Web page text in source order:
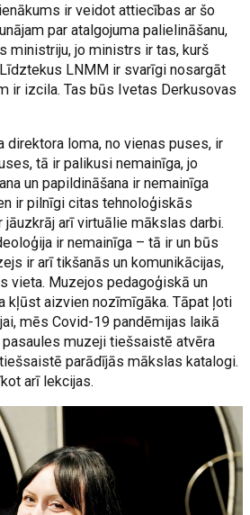
ir veidot attiecības ar šo
par atalgojuma palielināšanu,
ministriju, jo ministrs ir tas, kurš
LNMM ir svarīgi nosargāt
ir izcila. Tas būs Ivetas Derkusovas
direktora loma, no vienas puses, ir
tā ir palikusi nemainīga, jo
un papildināšana ir nemainīga
ir pilnīgi citas tehnoloģiskās
jāuzkrāj arī virtuālie mākslas darbi.
ir nemainīga – tā ir un būs
ir arī tikšanās un komunikācijas,
vieta. Muzejos pedagoģiskā un
kļūst aizvien nozīmīgāka. Tāpat ļoti
mēs Covid-19 pandēmijas laikā
muzeji tiešsaistē atvēra
parādījās mākslas katalogi.
arī lekcijas.